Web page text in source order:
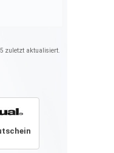
zuletzt aktualisiert.